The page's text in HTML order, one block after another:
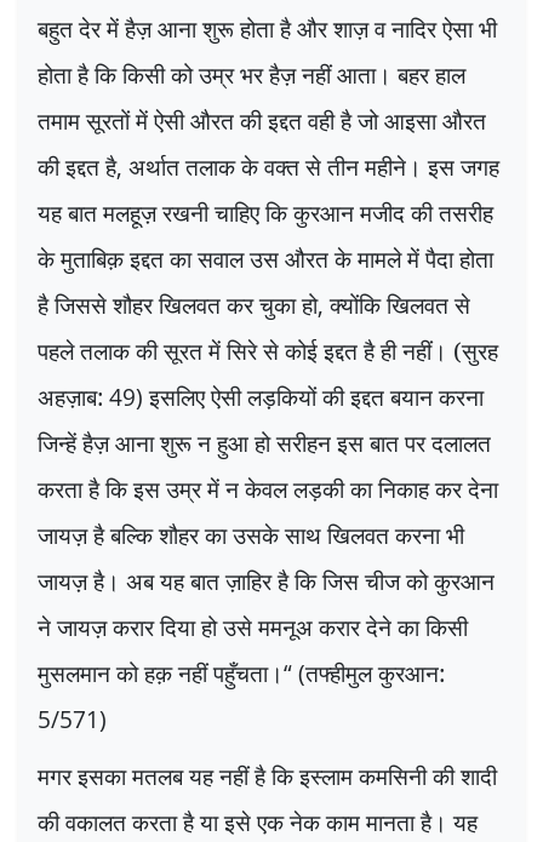
बहुत देर में हैज़ आना शुरू होता है और शाज़ व नादिर ऐसा भी
होता है कि किसी को उम्र भर हैज़ नहीं आता। बहर हाल
तमाम सूरतों में ऐसी औरत की इद्दत वही है जो आइसा औरत
की इद्दत है, अर्थात तलाक के वक्त से तीन महीने। इस जगह
यह बात मलहूज़ रखनी चाहिए कि कुरआन मजीद की तसरीह
के मुताबिक़ इद्दत का सवाल उस औरत के मामले में पैदा होता
है जिससे शौहर खिलवत कर चुका हो,क्योंकि खिलवत से
पहले तलाक की सूरत में सिरे से कोई इद्दत है ही नहीं। (सुरह
अहज़ाब: 49)इसलिए ऐसी लड़कियों की इद्दत बयान करना
जिन्हें हैज़ आना शुरू न हुआ हो सरीहन इस बात पर दलालत
करता है कि इस उम्र में न केवल लड़की का निकाह कर देना
जायज़ है बल्कि शौहर का उसके साथ खिलवत करना भी
जायज़ है। अब यह बात ज़ाहिर है कि जिस चीज को कुरआन
ने जायज़ करार दिया हो उसे ममनूअ करार देने का किसी
मुसलमान को हक़ नहीं पहुँचता।“(तफ्हीमुल कुरआन:
5/571)
मगर इसका मतलब यह नहीं है कि इस्लाम कमसिनी की शादी
की वकालत करता है या इसे एक नेक काम मानता है। यह